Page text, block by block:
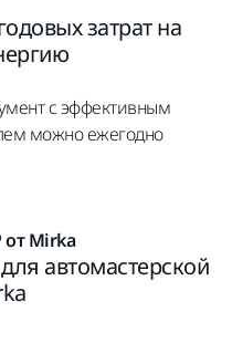
затрат на
с эффективным
можно ежегодно
от Mirka
автомастерской